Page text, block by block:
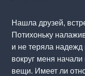
Нашла друзей,
Потихоньку
и не теряла
вокруг меня
вещи. Имеет ли